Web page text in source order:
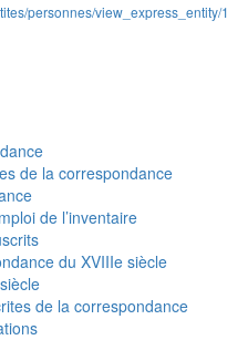
personnes/view_express_entity/1
de la correspondance
de l’inventaire
du XVIIIe siècle
de la correspondance